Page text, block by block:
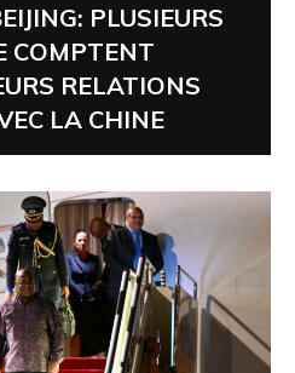
PLUSIEURS
COMPTENT
RELATIONS
LA CHINE